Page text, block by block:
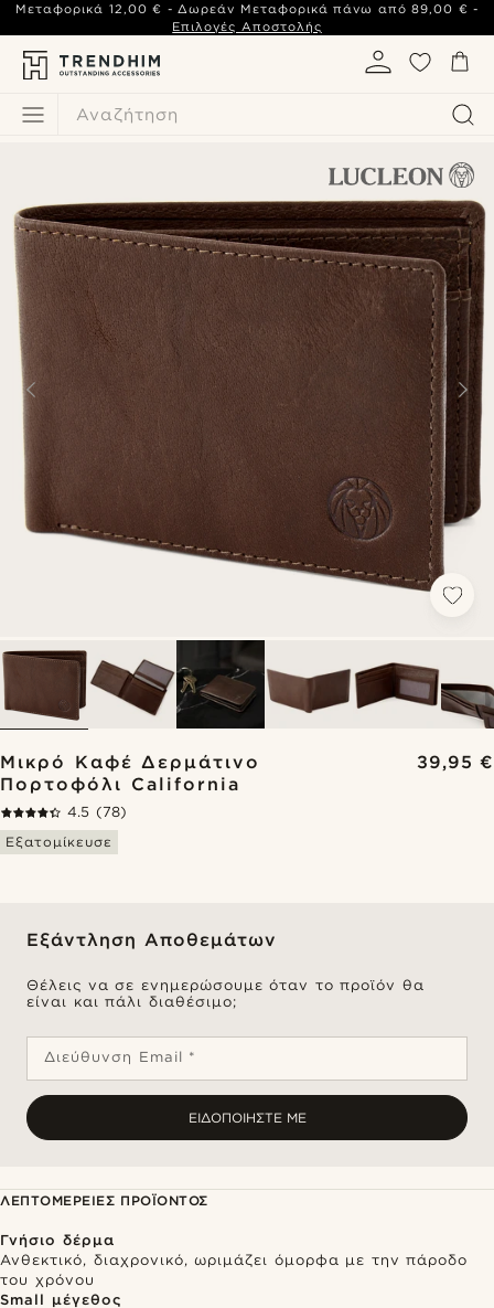
Αναζήτηση
Μεταφορικά 12,00 € - Δωρεάν Μεταφορικά πάνω από 89,00 € -
Επιλογές Αποστολής
Μικρό Καφέ Δερμάτινο
Πορτοφόλι California
39,95 €
4.5 (78)
Εξατομίκευσε
Εξάντληση Αποθεμάτων
Θέλεις να σε ενημερώσουμε όταν το προϊόν θα
είναι και πάλι διαθέσιμο;
Διεύθυνση Email *
ΕΙΔΟΠΟΙΉΣΤΕ ΜΕ
ΛΕΠΤΟΜΈΡΕΙΕΣ ΠΡΟΪΌΝΤΟΣ
Γνήσιο δέρμα
Ανθεκτικό, διαχρονικό, ωριμάζει όμορφα με την πάροδο
του χρόνου
Small μέγεθος